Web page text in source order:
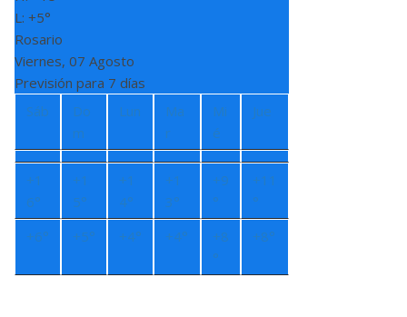
L: +5°
Rosario
Viernes, 07 Agosto
Previsión para 7 días
Sáb
Do
m
Lun
Ma
r
Mi
é
Jue
+1
6°
+1
5°
+1
4°
+1
3°
+9
°
+11
°
+6° +5° +4° +4° +8
°
+8°